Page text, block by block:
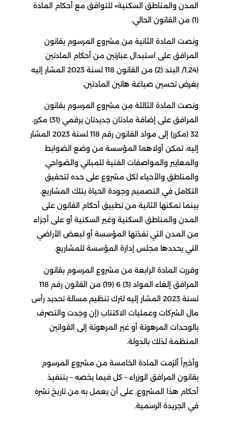
المدن والمناطق السكنية» للتوافق مع أحكام المادة
(1) من القانون الحالي.
ونصت المادة الثانية من مشروع المرسوم بقانون
المرافق على استبدال عبارتين من أحكام المادتين
(1,24/ البند (2) من القانون 118 لسنة 2023 المشار إليه
بغرض تحسين صياغة هاتين المادتين.
ونصت المادة الثالثة من مشروع المرسوم بقانون
المرافق على إضافة مادتان جديدتان برقمي (31) مكرر،
32 (مكرر) إلى مواد القانون رقم 118 لسنة 2023 المشار
إليه، تمكن أولاهما المؤسسة من وضع الضوابط
والمعايير والمواصفات الفنية للمباني والضواحي
والمناطق والأحياء لكل مشروع على حده لتحقيق
التكامل في التصميم وجودة الحياة بتلك المشاريع،
بينما تمكنها الثانية من تطبيق أحكام القانون على
المدن والمناطق السكنية وغير السكنية أو على أجزاء
من المدن التي نفذتها المؤسسة أو لبعض الأراضي
التي يحددها مجلس إدارة المؤسسة للمشاريع.
وقررت المادة الرابعة من مشروع المرسوم بقانون
المرافق إلغاء المواد (3) 6 (19) من القانون رقم 118
لسنة 2023 المشار إليه لترك تنظيم مسالة تحديد رأس
مال الشركات وعمليات الاكتتاب (إن وجدت والتصرف
بالوحدات المرهونة أو غير المرهونة إلى القوانين
المنظمة لذلك بالدولة.
وأخيراً ألزمت المادة الخامسة من مشروع المرسوم
بقانون المرافق الوزراء – كل فيما يخصه – بتنفيذ
أحكام هذا المشروع، على أن يعمل به من تاريخ نشره
في الجريدة الرسمية.